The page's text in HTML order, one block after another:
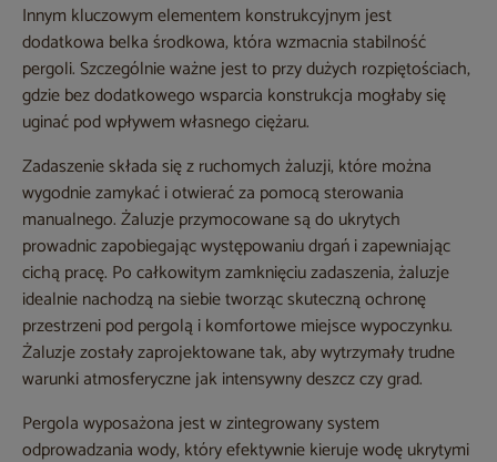
Innym kluczowym elementem konstrukcyjnym jest
dodatkowa belka środkowa, która wzmacnia stabilność
pergoli. Szczególnie ważne jest to przy dużych rozpiętościach,
gdzie bez dodatkowego wsparcia konstrukcja mogłaby się
uginać pod wpływem własnego ciężaru.
Zadaszenie składa się z ruchomych żaluzji, które można
wygodnie zamykać i otwierać za pomocą sterowania
manualnego. Żaluzje przymocowane są do ukrytych
prowadnic zapobiegając występowaniu drgań i zapewniając
cichą pracę. Po całkowitym zamknięciu zadaszenia, żaluzje
idealnie nachodzą na siebie tworząc skuteczną ochronę
przestrzeni pod pergolą i komfortowe miejsce wypoczynku.
Żaluzje zostały zaprojektowane tak, aby wytrzymały trudne
warunki atmosferyczne jak intensywny deszcz czy grad.
Pergola wyposażona jest w zintegrowany system
odprowadzania wody, który efektywnie kieruje wodę ukrytymi